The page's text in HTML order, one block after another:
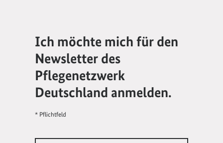
Ich möchte mich für den
Newsletter des
Pflegenetzwerk
Deutschland anmelden.
* Pflichtfeld